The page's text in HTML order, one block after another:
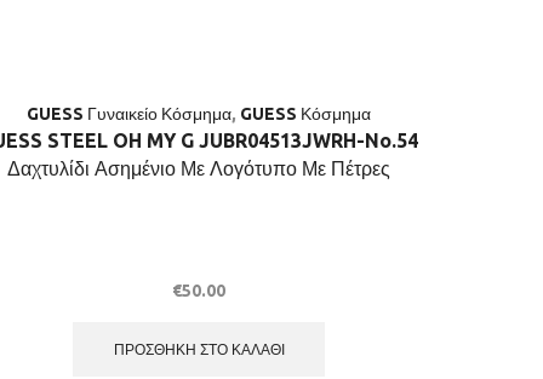
GUESS Γυναικείο Κόσμημα, GUESS Κόσμημα
STEEL OH MY G JUBR04513JWRH-No.54
Δαχτυλίδι Ασημένιο Με Λογότυπο Με Πέτρες
€50.00
ΠΡΟΣΘΉΚΗ ΣΤΟ ΚΑΛΆΘΙ